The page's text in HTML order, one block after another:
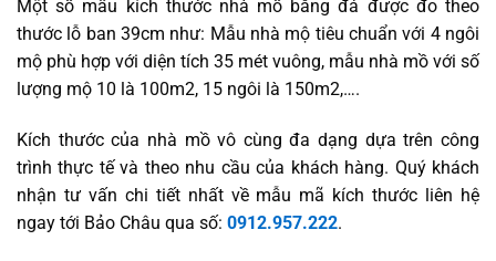
Một số mẫu kích thước nhà mồ bằng đá được đo theo
thước lỗ ban 39cm như: Mẫu nhà mộ tiêu chuẩn với 4 ngôi
mộ phù hợp với diện tích 35 mét vuông, mẫu nhà mồ với số
lượng mộ 10 là 100m2, 15 ngôi là 150m2,….
Kích thước của nhà mồ vô cùng đa dạng dựa trên công
trình thực tế và theo nhu cầu của khách hàng. Quý khách
nhận tư vấn chi tiết nhất về mẫu mã kích thước liên hệ
ngay tới Bảo Châu qua số: 0912.957.222.